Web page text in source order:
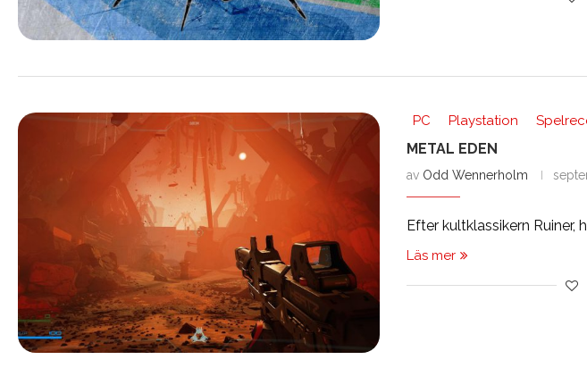
PC Playstation
METAL EDEN
av Odd Wennerholm
Efter kultklassikern Ruiner,
Läs mer